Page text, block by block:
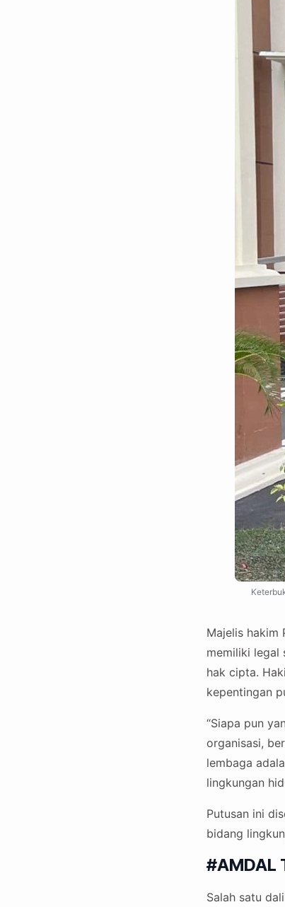
Majelis hakim
memiliki legal
hak cipta.
kepentingan
“Siapa pun
organisasi,
lembaga
lingkungan
Putusan ini
bidang
#AMDAL
Salah satu